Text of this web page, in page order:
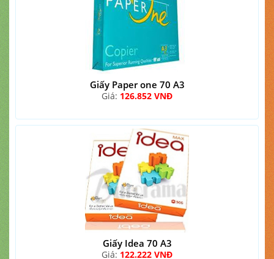
Giấy Paper one 70 A3
Giá: 126.852 VNĐ
Giấy Idea 70 A3
Giá: 122.222 VNĐ